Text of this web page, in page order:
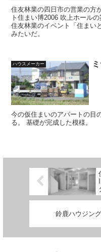
住友林業の四日市の営業の方
ト住まい博2006 吹上ホール
住友林業のイベント「住まい
みたいだ。
ハウスメーカー
今の仮住まいのアパートの目
る。 基礎が完成した模様。
鈴鹿ハウジン